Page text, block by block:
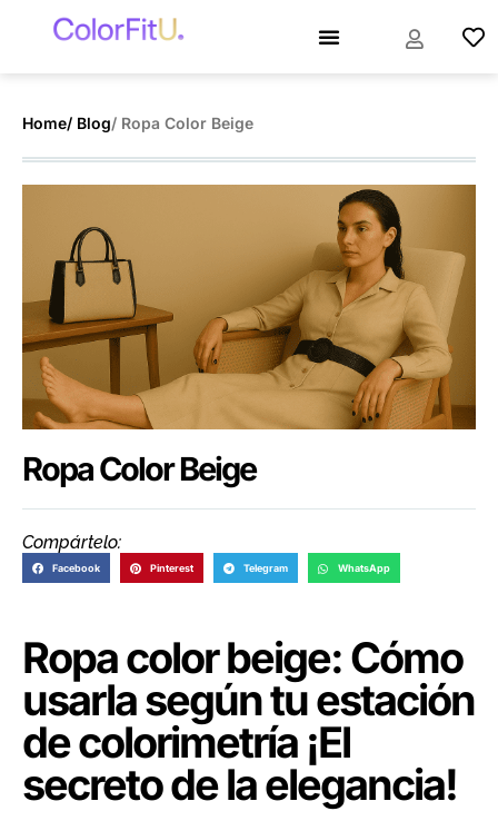
Home/ Blog/ Ropa Color Beige
Ropa Color Beige
Compártelo:
Facebook Pinterest Telegram WhatsApp
Ropa color beige: Cómo
usarla según tu estación
de colorimetría ¡El
secreto de la elegancia!